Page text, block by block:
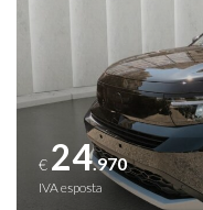
€ 24.970
IVA esposta